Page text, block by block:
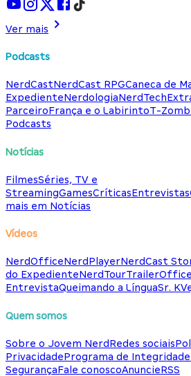
Ver mais
Podcasts
NerdCastNerdCast RPGCaneca de
ExpedienteNerdologiaNerdTech
ParceiroFrança e o LabirintoT-
Podcasts
Notícias
FilmesSéries, TV e
StreamingGamesCríticasEntrevistas
mais em Notícias
Vídeos
NerdOfficeNerdPlayerNerdCast
do ExpedienteNerdTourTrailerOffice
EntrevistaQueimando a LínguaSr. K
Quem somos
Sobre o Jovem NerdRedes sociais
PrivacidadePrograma de Integridade
SegurançaFale conoscoAnuncieRSS